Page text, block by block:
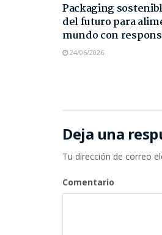
Packaging
del futuro para
mundo con
24/06/2026
Deja una
Tu dirección de correo
Comentario